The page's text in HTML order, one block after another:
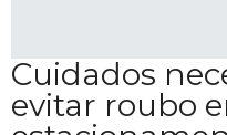
Cuidados
evitar roubo